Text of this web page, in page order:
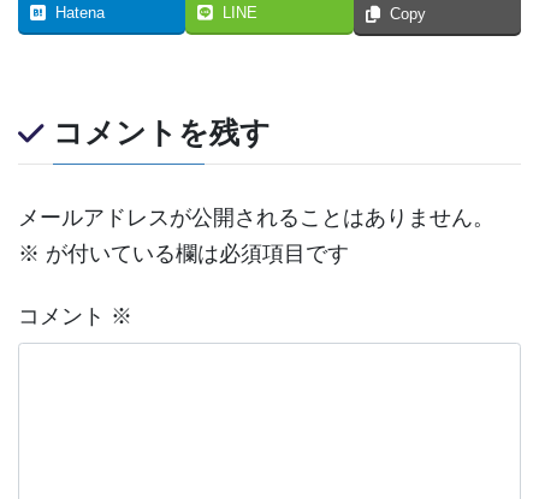
Hatena LINE Copy
コメントを残す
メールアドレスが公開されることはありません。
※ が付いている欄は必須項目です
コメント ※